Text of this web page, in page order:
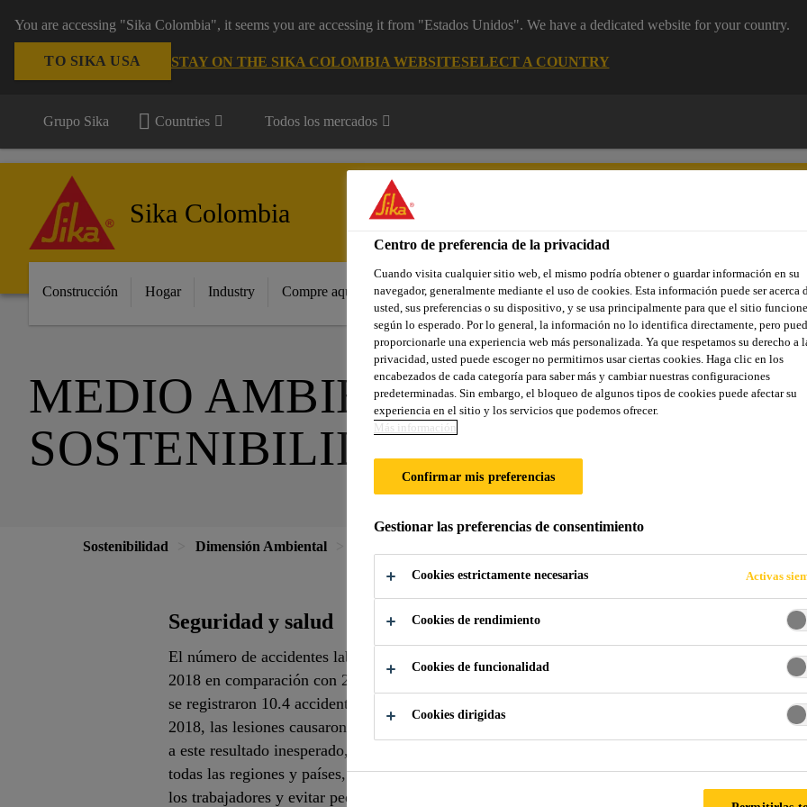
You are accessing "Sika Colombia", it seems you are accessing it from "Estados Unidos". We have a dedicated website for your country.
TO SIKA USA STAY ON THE SIKA COLOMBIA WEBSITESELECT A COUNTRY
Grupo Sika Countries Todos los mercados
Sika Colombia
Construcción Hogar Industry Compre aquí Proyectos de Referencia Documentos Somos Sika Centro de
MEDIO AMBIENTE, SEGURIDAD
SOSTENIBILIDAD
Sostenibilidad Dimensión Ambiental
Seguridad y salud
El número de accidentes laborales (días laborables perdidos> 1) aumentó en un 19.5% en
2018 en comparación con 2017. En el Informe de sostenibilidad 2018 del año en revisión,
se registraron 10.4 accidentes laborales por cada 1,000 empleados (año anterior: 8.7). En
2018, las lesiones causaron bajas de 18.4 días, como promedio (año anterior: 22). Debido
a este resultado inesperado, Sika procesará programas de seguridad en 2019, cubriendo
todas las regiones y países, con el objetivo de poner mayor énfasis en la participación de
los trabajadores y evitar pequeños accidentes por falta de atención.
Centro de preferencia de la privacidad
Cuando visita cualquier sitio web, el mismo podría obtener o guardar información en su
navegador, generalmente mediante el uso de cookies. Esta información puede ser acerca
usted, sus preferencias o su dispositivo, y se usa principalmente para que el sitio funcione
según lo esperado. Por lo general, la información no lo identifica directamente, pero
proporcionarle una experiencia web más personalizada. Ya que respetamos su derecho a
privacidad, usted puede escoger no permitirnos usar ciertas cookies. Haga clic en los
encabezados de cada categoría para saber más y cambiar nuestras configuraciones
predeterminadas. Sin embargo, el bloqueo de algunos tipos de cookies puede afectar su
experiencia en el sitio y los servicios que podemos ofrecer.
Más información
Confirmar mis preferencias
Gestionar las preferencias de consentimiento
Cookies estrictamente necesarias Activas
Cookies de rendimiento
Cookies de funcionalidad
Cookies dirigidas